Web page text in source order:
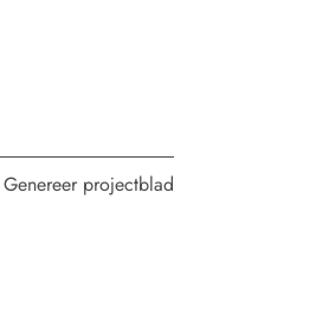
Genereer projectblad